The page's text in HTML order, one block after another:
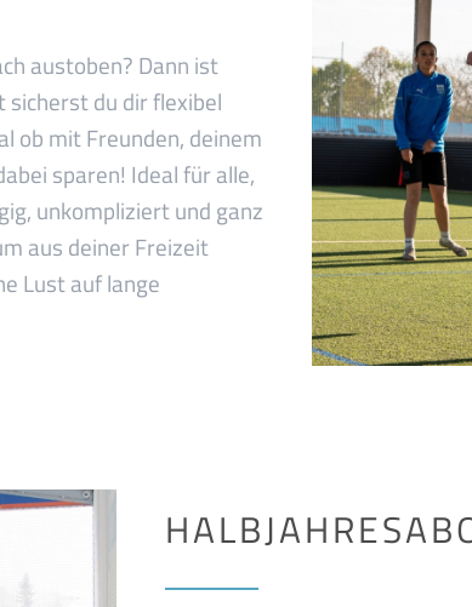
austoben? Dann ist
du dir flexibel
ob mit Freunden, deinem
sparen! Ideal für alle,
unkompliziert und ganz
aus deiner Freizeit
Lust auf lange